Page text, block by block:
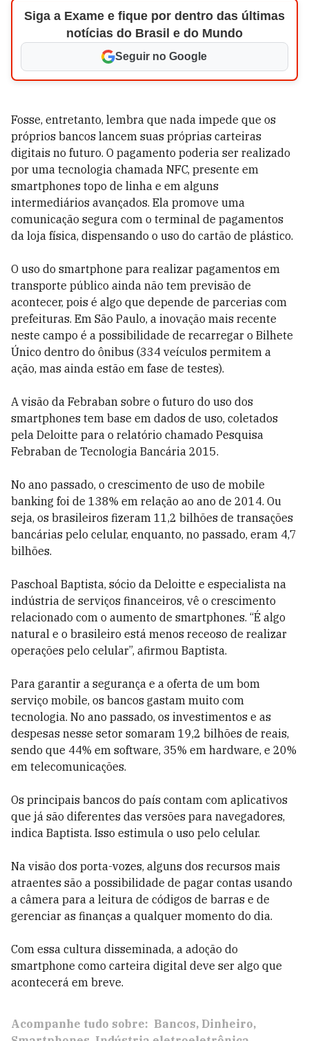
Siga a Exame e fique por dentro das últimas
notícias do Brasil e do Mundo
Seguir no Google
Fosse, entretanto, lembra que nada impede que os
próprios bancos lancem suas próprias carteiras
digitais no futuro. O pagamento poderia ser realizado
por uma tecnologia chamada NFC, presente em
smartphones topo de linha e em alguns
intermediários avançados. Ela promove uma
comunicação segura com o terminal de pagamentos
da loja física, dispensando o uso do cartão de plástico.
O uso do smartphone para realizar pagamentos em
transporte público ainda não tem previsão de
acontecer, pois é algo que depende de parcerias com
prefeituras. Em São Paulo, a inovação mais recente
neste campo é a possibilidade de recarregar o Bilhete
Único dentro do ônibus (334 veículos permitem a
ação, mas ainda estão em fase de testes).
A visão da Febraban sobre o futuro do uso dos
smartphones tem base em dados de uso, coletados
pela Deloitte para o relatório chamado Pesquisa
Febraban de Tecnologia Bancária 2015.
No ano passado, o crescimento de uso de mobile
banking foi de 138% em relação ao ano de 2014. Ou
seja, os brasileiros fizeram 11,2 bilhões de transações
bancárias pelo celular, enquanto, no passado, eram 4,7
bilhões.
Paschoal Baptista, sócio da Deloitte e especialista na
indústria de serviços financeiros, vê o crescimento
relacionado com o aumento de smartphones. “É algo
natural e o brasileiro está menos receoso de realizar
operações pelo celular”, afirmou Baptista.
Para garantir a segurança e a oferta de um bom
serviço mobile, os bancos gastam muito com
tecnologia. No ano passado, os investimentos e as
despesas nesse setor somaram 19,2 bilhões de reais,
sendo que 44% em software, 35% em hardware, e 20%
em telecomunicações.
Os principais bancos do país contam com aplicativos
que já são diferentes das versões para navegadores,
indica Baptista. Isso estimula o uso pelo celular.
Na visão dos porta-vozes, alguns dos recursos mais
atraentes são a possibilidade de pagar contas usando
a câmera para a leitura de códigos de barras e de
gerenciar as finanças a qualquer momento do dia.
Com essa cultura disseminada, a adoção do
smartphone como carteira digital deve ser algo que
acontecerá em breve.
Acompanhe tudo sobre: Bancos Dinheiro